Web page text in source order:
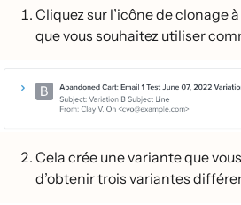
Cliquez sur l’icône de clonage
que vous souhaitez utiliser
Cela crée une variante que
d’obtenir trois variantes